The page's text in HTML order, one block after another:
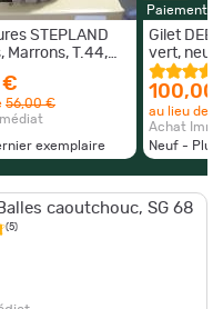
caoutchouc, SG 68
(5)
STEPLAND
Marrons, T.44,
€
56,00 €
exemplaire
Paiement
Gilet
vert,
au lieu de
Achat
Neuf -